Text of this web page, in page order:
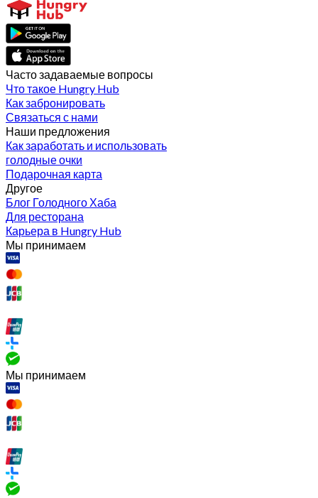
Часто задаваемые вопросы
Что такое Hungry Hub
Как забронировать
Связаться с нами
Наши предложения
Как заработать и использовать
голодные очки
Подарочная карта
Другое
Блог Голодного Хаба
Для ресторана
Карьера в Hungry Hub
Мы принимаем
Мы принимаем